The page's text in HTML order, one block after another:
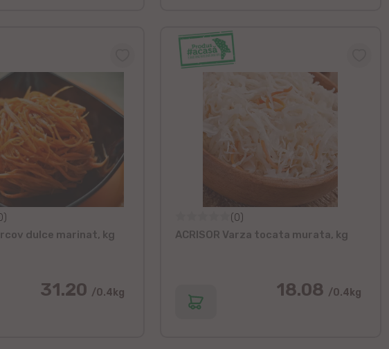
dulce marinat, kg
31.20 /0.4kg
(0)
ACRISOR Varza tocata murata, kg
18.08 /0.4kg